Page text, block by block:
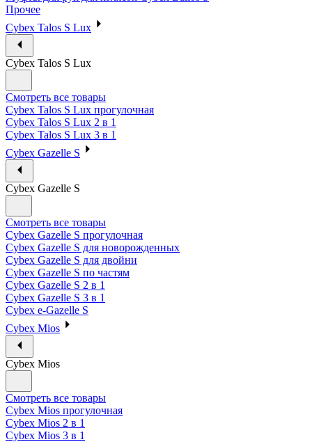
Прочее
Cybex Talos S Lux
Cybex Talos S Lux
Смотреть все товары
Cybex Talos S Lux прогулочная
Cybex Talos S Lux 2 в 1
Cybex Talos S Lux 3 в 1
Cybex Gazelle S
Cybex Gazelle S
Смотреть все товары
Cybex Gazelle S прогулочная
Cybex Gazelle S для новорожденных
Cybex Gazelle S для двойни
Cybex Gazelle S по частям
Cybex Gazelle S 2 в 1
Cybex Gazelle S 3 в 1
Cybex e-Gazelle S
Cybex Mios
Cybex Mios
Смотреть все товары
Cybex Mios прогулочная
Cybex Mios 2 в 1
Cybex Mios 3 в 1